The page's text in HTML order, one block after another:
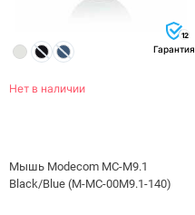
12
Гарантия
Нет в наличии
Мышь Modecom MC-M9.1
Black/Blue (M-MC-00M9.1-140)